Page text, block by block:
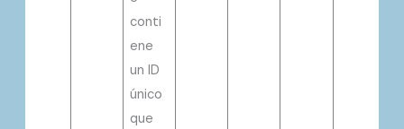
conti
ene
un ID
único
que